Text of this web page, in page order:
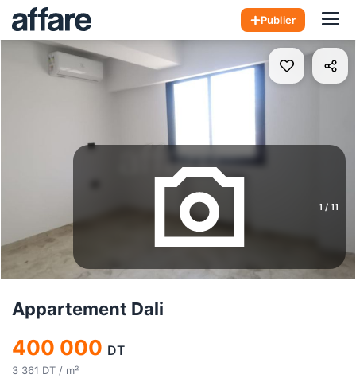
Publier
1 / 11
Appartement Dali
400 000 DT
3 361 DT / m²